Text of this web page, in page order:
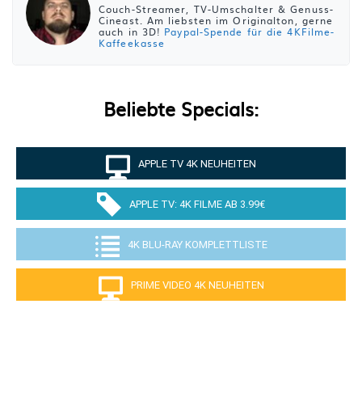
Couch-Streamer, TV-Umschalter & Genuss-
Cineast. Am liebsten im Originalton, gerne
auch in 3D! Paypal-Spende für die 4KFilme-
Kaffeekasse
Beliebte Specials:
APPLE TV 4K NEUHEITEN
APPLE TV: 4K FILME AB 3.99€
4K BLU-RAY KOMPLETTLISTE
PRIME VIDEO 4K NEUHEITEN